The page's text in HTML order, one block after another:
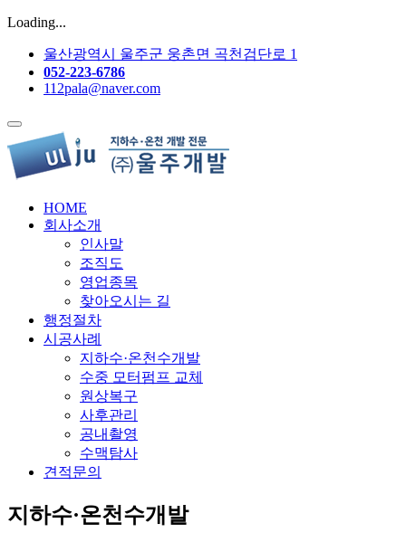
Loading...
울산광역시 울주군 웅촌면 곡천검단로 1
052-223-6786
112pala@naver.com
HOME
회사소개
인사말
조직도
영업종목
찾아오시는 길
행정절차
시공사례
지하수·온천수개발
수중 모터펌프 교체
원상복구
사후관리
공내촬영
수맥탐사
견적문의
지하수·온천수개발